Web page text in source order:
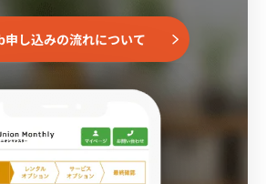
申し込みの流れについて